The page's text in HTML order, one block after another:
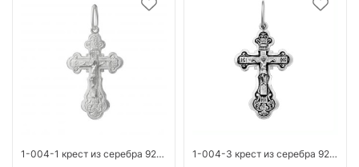
1-004-1 крест из серебра 925* штамп белый
1-004-3 крест из серебра 925* с частичным чернен